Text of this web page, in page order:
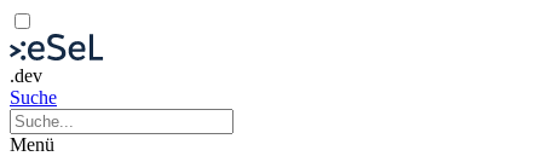
.dev
Suche
Menü